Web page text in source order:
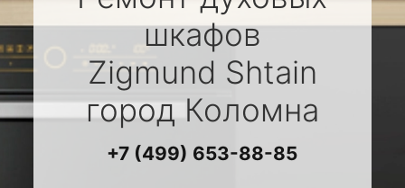
шкафов
Zigmund Shtain
город Коломна
+7 (499) 653-88-85